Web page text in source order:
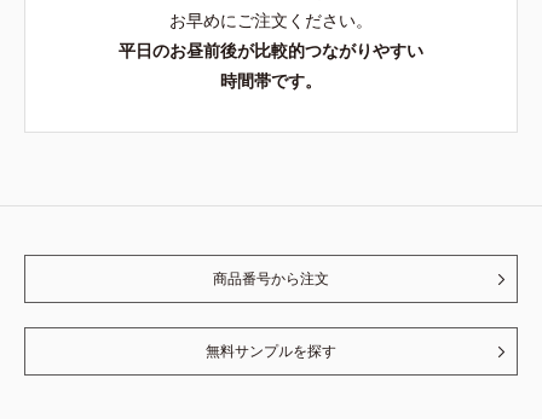
お早めにご注文ください。
平日のお昼前後が比較的つながりやすい
時間帯です。
商品番号から注文
無料サンプルを探す